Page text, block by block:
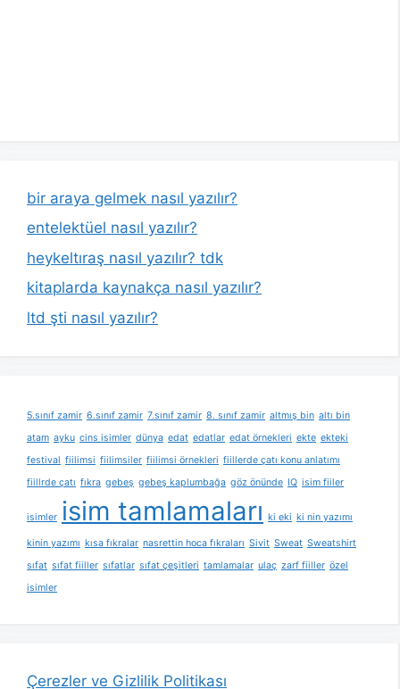
bir araya gelmek nasıl yazılır?
entelektüel nasıl yazılır?
heykeltıraş nasıl yazılır? tdk
kitaplarda kaynakça nasıl yazılır?
ltd şti nasıl yazılır?
5.sınıf zamir 6.sınıf zamir 7.sınıf zamir 8. sınıf zamir altmış bin altı bin
atam ayku cins isimler dünya edat edatlar edat örnekleri ekte ekteki
festival fiilimsi fiilimsiler fiilimsi örnekleri fiillerde çatı konu anlatımı
fiillrde çatı fıkra gebeş gebeş kaplumbağa göz önünde IQ isim fiiler
isimler isim tamlamaları ki eki ki nin yazımı
kinin yazımı kısa fıkralar nasrettin hoca fıkraları Sivit Sweat Sweatshirt
sıfat sıfat fiiller sıfatlar sıfat çeşitleri tamlamalar ulaç zarf fiiller özel
isimler
Çerezler ve Gizlilik Politikası